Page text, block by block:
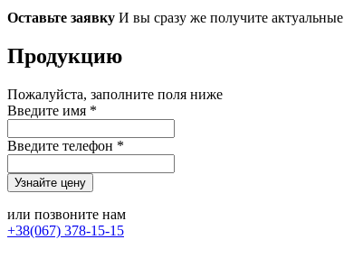
Оставьте заявку И вы сразу же получите
Продукцию
Пожалуйста, заполните поля ниже
Введите имя *
Введите телефон *
или позвоните нам
+38(067) 378-15-15